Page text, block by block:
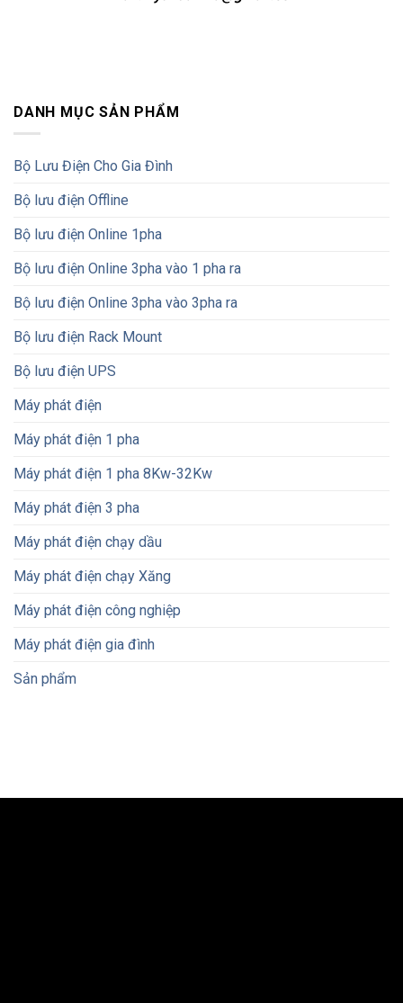
DANH MỤC SẢN PHẨM
Bộ Lưu Điện Cho Gia Đình
Bộ lưu điện Offline
Bộ lưu điện Online 1pha
Bộ lưu điện Online 3pha vào 1 pha ra
Bộ lưu điện Online 3pha vào 3pha ra
Bộ lưu điện Rack Mount
Bộ lưu điện UPS
Máy phát điện
Máy phát điện 1 pha
Máy phát điện 1 pha 8Kw-32Kw
Máy phát điện 3 pha
Máy phát điện chạy dầu
Máy phát điện chạy Xăng
Máy phát điện công nghiệp
Máy phát điện gia đình
Sản phẩm